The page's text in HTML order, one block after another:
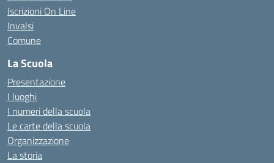
Iscrizioni On Line
Invalsi
Comune
La Scuola
Presentazione
I luoghi
I numeri della scuola
Le carte della scuola
Organizzazione
La storia